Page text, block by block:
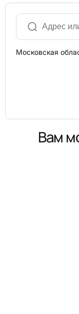
Московская
Вам